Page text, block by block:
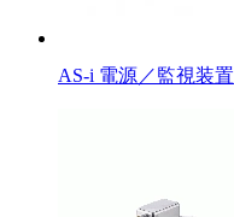
AS-i 電源／監視装置